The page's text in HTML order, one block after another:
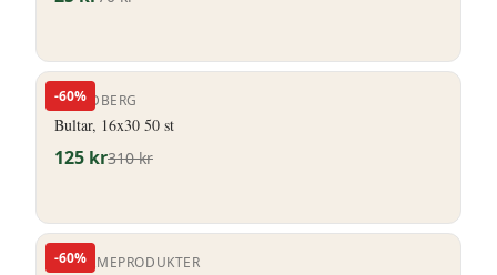
-60%
P LINDBERG
Bultar, 16x30 50 st
125 kr310kr
-60%
ELVÄRMEPRODUKTER